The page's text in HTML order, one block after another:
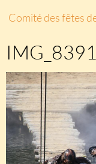
Comité des fêtes
IMG_8391